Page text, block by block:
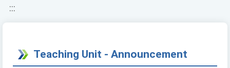
:::
Teaching Unit - Announcement